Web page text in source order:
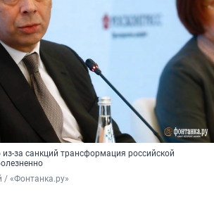
из-за санкций трансформация российской
«Фонтанка.ру»